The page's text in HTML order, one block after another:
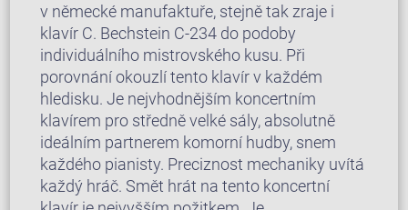
v německé manufaktuře, stejně tak zraje i
klavír C. Bechstein C-234 do podoby
individuálního mistrovského kusu. Při
porovnání okouzlí tento klavír v každém
hledisku. Je nejvhodnějším koncertním
klavírem pro středně velké sály, absolutně
ideálním partnerem komorní hudby, snem
každého pianisty. Preciznost mechaniky uvítá
každý hráč. Smět hrát na tento koncertní